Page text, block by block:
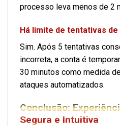
processo leva menos de 2
Há limite de tentativas
Sim. Após 5 tentativas
incorreta, a conta é
30 minutos como medida
ataques automatizados.
Conclusão:
Segura e Intuitiva